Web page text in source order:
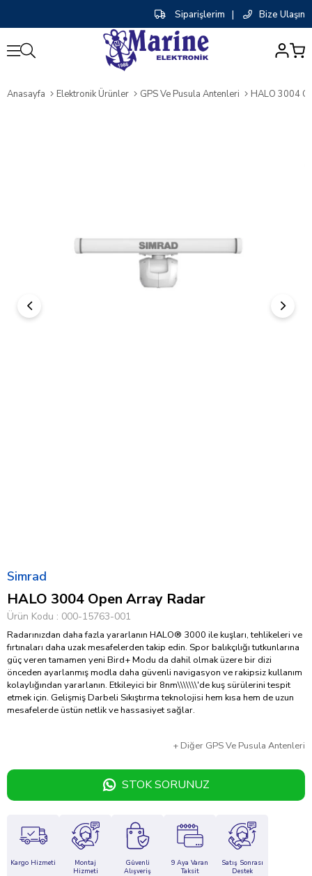
Siparişlerim | Bize Ulaşın
Anasayfa Elektronik Ürünler GPS Ve Pusula Antenleri HALO 3004
Simrad
HALO 3004 Open Array Radar
Ürün Kodu 000-15763-001
Radarınızdan daha fazla yararlanın HALO® 3000 ile kuşları, tehlikeleri ve
fırtınaları daha uzak mesafelerden takip edin. Spor balıkçılığı tutkunlarına
güç veren tamamen yeni Bird+ Modu da dahil olmak üzere bir dizi
önceden ayarlanmış modla daha güvenli navigasyon ve rakipsiz kullanım
kolaylığından yararlanın. Etkileyici bir 8nm\\\\\\\'de kuş sürülerini tespit
etmek için. Gelişmiş Darbeli Sıkıştırma teknolojisi hem kısa hem de uzun
mesafelerde üstün netlik ve hassasiyet sağlar.
+ Diğer GPS Ve Pusula Antenleri
STOK SORUNUZ
Kargo Hizmeti
Montaj
Hizmeti
Güvenli
Alışveriş
9 Aya Varan
Taksit
Satış Sonrası
Destek